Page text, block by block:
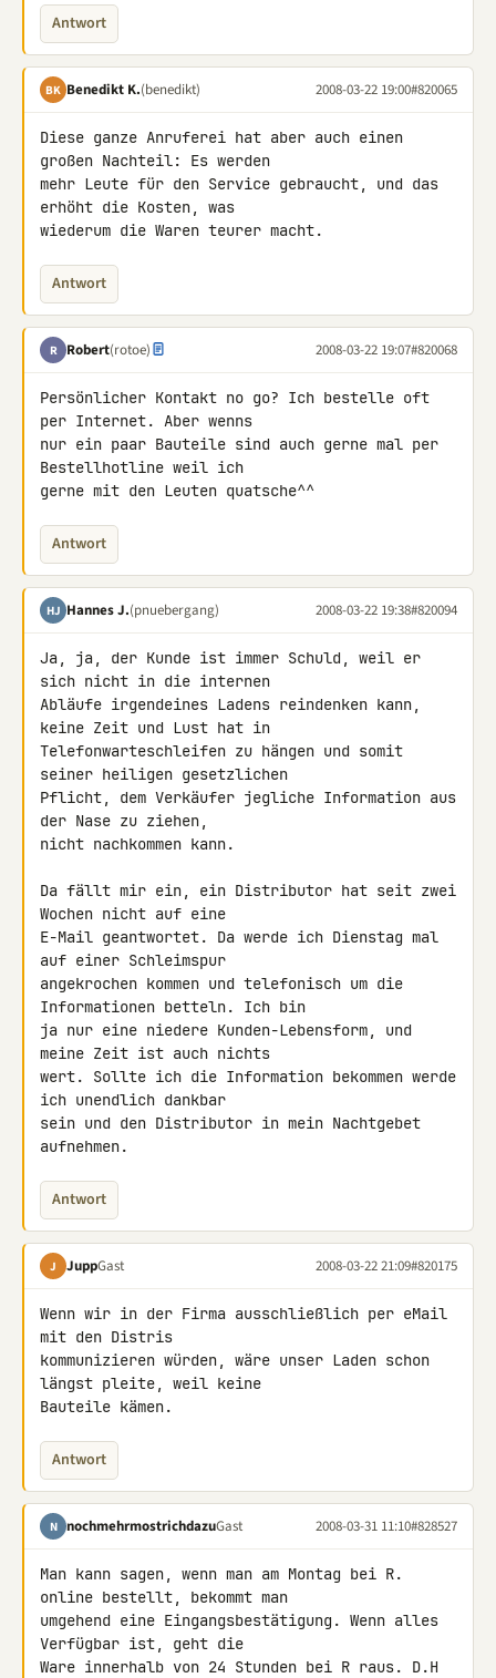
Antwort
BK Benedikt K.(benedikt) 2008-03-22 19:00#820065
Diese ganze Anruferei hat aber auch einen
großen Nachteil: Es werden
mehr Leute für den Service gebraucht, und das
erhöht die Kosten, was
wiederum die Waren teurer macht.
Antwort
R Robert(rotoe) 2008-03-22 19:07#820068
Persönlicher Kontakt no go? Ich bestelle oft
per Internet. Aber wenns
nur ein paar Bauteile sind auch gerne mal per
Bestellhotline weil ich
gerne mit den Leuten quatsche^^
Antwort
HJ Hannes J.(pnuebergang) 2008-03-22 19:38#820094
Ja, ja, der Kunde ist immer Schuld, weil er
sich nicht in die internen
Abläufe irgendeines Ladens reindenken kann,
keine Zeit und Lust hat in
Telefonwarteschleifen zu hängen und somit
seiner heiligen gesetzlichen
Pflicht, dem Verkäufer jegliche Information aus
der Nase zu ziehen,
nicht nachkommen kann.
Da fällt mir ein, ein Distributor hat seit zwei
Wochen nicht auf eine
E-Mail geantwortet. Da werde ich Dienstag mal
auf einer Schleimspur
angekrochen kommen und telefonisch um die
Informationen betteln. Ich bin
ja nur eine niedere Kunden-Lebensform, und
meine Zeit ist auch nichts
wert. Sollte ich die Information bekommen werde
ich unendlich dankbar
sein und den Distributor in mein Nachtgebet
aufnehmen.
Antwort
J JuppGast 2008-03-22 21:09#820175
Wenn wir in der Firma ausschließlich per eMail
mit den Distris
kommunizieren würden, wäre unser Laden schon
längst pleite, weil keine
Bauteile kämen.
Antwort
N nochmehrmostrichdazuGast 2008-03-31 11:10#828527
Man kann sagen, wenn man am Montag bei R.
online bestellt, bekommt man
umgehend eine Eingangsbestätigung. Wenn alles
Verfügbar ist, geht die
Ware innerhalb von 24 Stunden bei R raus. D.H